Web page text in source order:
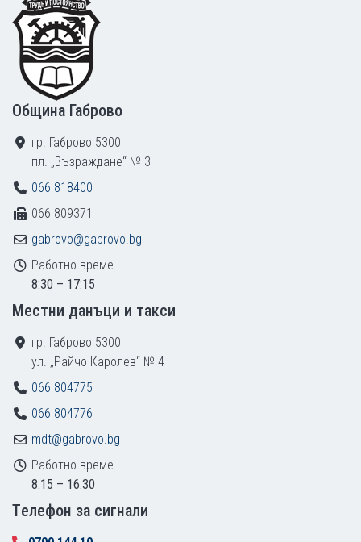
Община Габрово
гр. Габрово 5300
пл. „Възраждане“ № 3
066 818400
066 809371
gabrovo@gabrovo.bg
Работно време
8:30 – 17:15
Местни данъци и такси
гр. Габрово 5300
ул. „Райчо Каролев“ № 4
066 804775
066 804776
mdt@gabrovo.bg
Работно време
8:15 – 16:30
Tелефон за сигнали